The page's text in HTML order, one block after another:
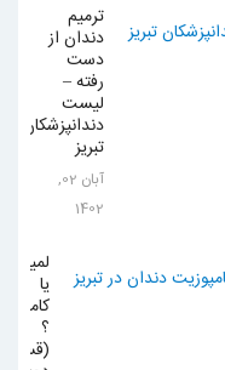
ترمیم
دندان از
دست
رفته –
لیست
دندانپزشکان
تبریز
آبان 02,
1402
لمینت
یا
؟